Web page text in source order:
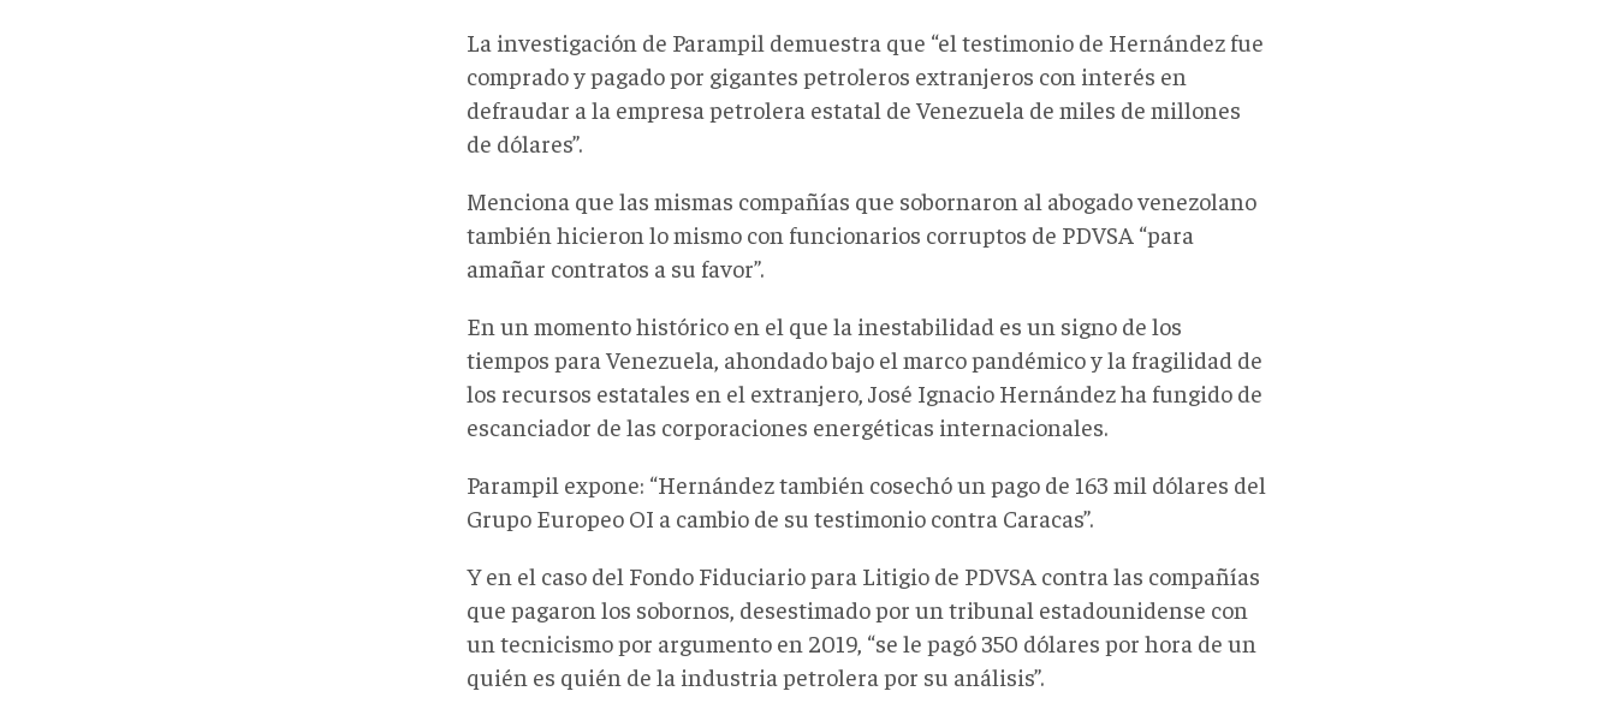
La investigación de Parampil demuestra que “el testimonio de Hernández fue
comprado y pagado por gigantes petroleros extranjeros con interés en
defraudar a la empresa petrolera estatal de Venezuela de miles de millones
de dólares”.
Menciona que las mismas compañías que sobornaron al abogado venezolano
también hicieron lo mismo con funcionarios corruptos de PDVSA “para
amañar contratos a su favor”.
En un momento histórico en el que la inestabilidad es un signo de los
tiempos para Venezuela, ahondado bajo el marco pandémico y la fragilidad de
los recursos estatales en el extranjero, José Ignacio Hernández ha fungido de
escanciador de las corporaciones energéticas internacionales.
Parampil expone: “Hernández también cosechó un pago de 163 mil dólares del
Grupo Europeo OI a cambio de su testimonio contra Caracas”.
Y en el caso del Fondo Fiduciario para Litigio de PDVSA contra las compañías
que pagaron los sobornos, desestimado por un tribunal estadounidense con
un tecnicismo por argumento en 2019, “se le pagó 350 dólares por hora de un
quién es quién de la industria petrolera por su análisis”.